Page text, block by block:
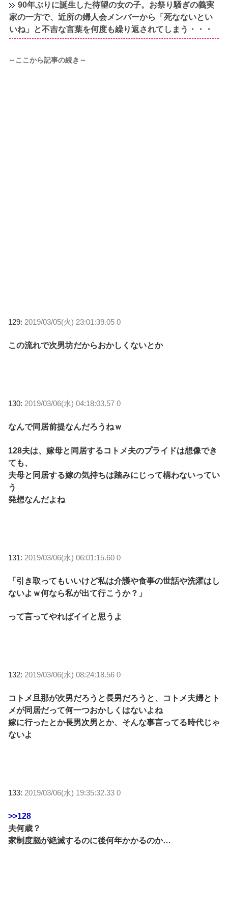
90年ぶりに誕生した待望の女の子。お祭り騒ぎの義実
家の一方で、近所の婦人会メンバーから「死なないとい
いね」と不吉な言葉を何度も繰り返されてしまう・・・
～ここから記事の続き～
129: 2019/03/05(火) 23:01:39.05 0
この流れで次男坊だからおかしくないとか
130: 2019/03/06(水) 04:18:03.57 0
なんで同居前提なんだろうねｗ
128夫は、嫁母と同居するコトメ夫のプライドは想像でき
ても、
夫母と同居する嫁の気持ちは踏みにじって構わないってい
う
発想なんだよね
131: 2019/03/06(水) 06:01:15.60 0
「引き取ってもいいけど私は介護や食事の世話や洗濯はし
ないよｗ何なら私が出て行こうか？」
って言ってやればイイと思うよ
132: 2019/03/06(水) 08:24:18.56 0
コトメ旦那が次男だろうと長男だろうと、コトメ夫婦とト
メが同居だって何一つおかしくはないよね
嫁に行ったとか長男次男とか、そんな事言ってる時代じゃ
ないよ
133: 2019/03/06(水) 19:35:32.33 0
>>128
夫何歳？
家制度脳が絶滅するのに後何年かかるのか…